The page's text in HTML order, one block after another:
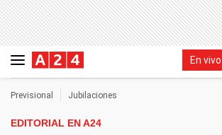
En vivo
Previsional Jubilaciones
EDITORIAL EN A24